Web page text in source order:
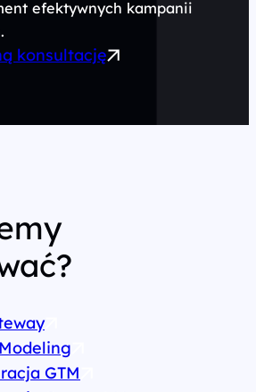
efektywnych kampanii
konsultację
GTM